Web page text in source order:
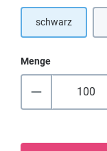
schwarz
Menge